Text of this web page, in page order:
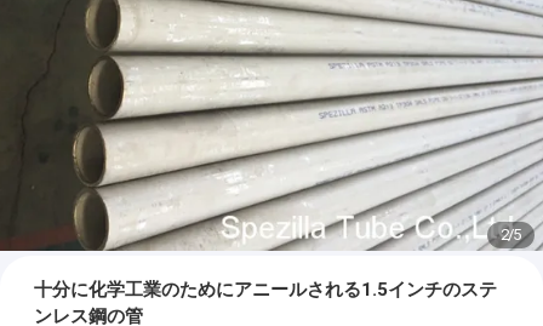
2/5
十分に化学工業のためにアニールされる1.5インチのステ
ンレス鋼の管